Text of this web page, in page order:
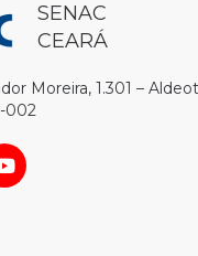
SENAC
CEARÁ
Moreira, 1.301 –
002